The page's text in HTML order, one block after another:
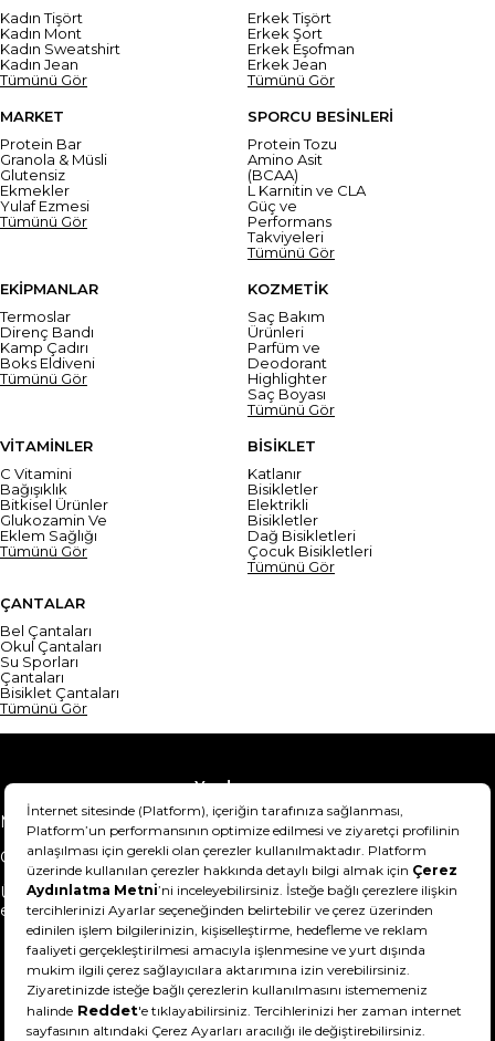
Kadın Tişört
Kadın Mont
Kadın Sweatshirt
Kadın Jean
Tümünü Gör
Erkek Tişört
Erkek Şort
Erkek Eşofman
Erkek Jean
Tümünü Gör
MARKET
Protein Bar
Granola & Müsli
Glutensiz
Ekmekler
Yulaf Ezmesi
Tümünü Gör
SPORCU BESİNLERİ
Protein Tozu
Amino Asit
(BCAA)
L Karnitin ve CLA
Güç ve
Performans
Takviyeleri
Tümünü Gör
EKİPMANLAR
Termoslar
Direnç Bandı
Kamp Çadırı
Boks Eldiveni
Tümünü Gör
KOZMETİK
Saç Bakım
Ürünleri
Parfüm ve
Deodorant
Highlighter
Saç Boyası
Tümünü Gör
VİTAMİNLER
C Vitamini
Bağışıklık
Bitkisel Ürünler
Glukozamin Ve
Eklem Sağlığı
Tümünü Gör
BİSİKLET
Katlanır
Bisikletler
Elektrikli
Bisikletler
Dağ Bisikletleri
Çocuk Bisikletleri
Tümünü Gör
ÇANTALAR
Bel Çantaları
Okul Çantaları
Su Sporları
Çantaları
Bisiklet Çantaları
Tümünü Gör
Yardım
Mesafeli Satış Sözleşmesi
Teslimat Bilgisi
Gizlilik Sözleşmesi
Şartlar & Koşullar
Ürünümü nasıl iade
edebilirim?
Hakkımızda